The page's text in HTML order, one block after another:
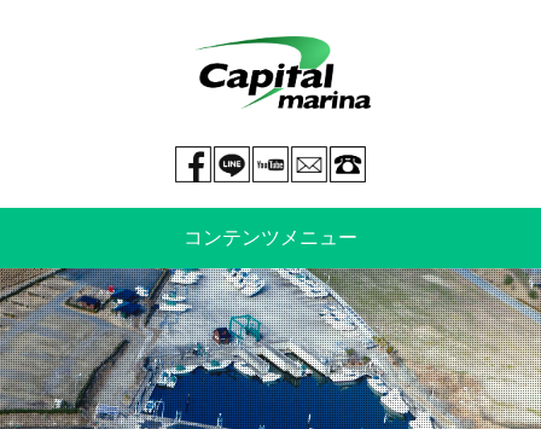
mail
You tube
LINE@
Facebook page
コンテンツメニュー
中古艇情報 新艇情報
船のご売却 整備・特殊艤装